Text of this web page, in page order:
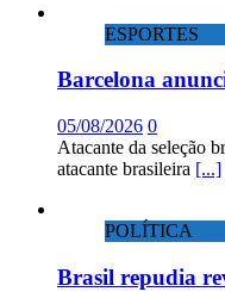
ESPORTES
Barcelona
05/08/2026 0
Atacante da seleção
atacante brasileira [...]
POLÍTICA
Brasil repudia